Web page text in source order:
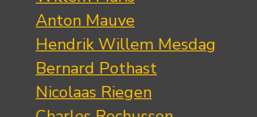
Anton Mauve
Hendrik Willem Mesdag
Bernard Pothast
Nicolaas Riegen